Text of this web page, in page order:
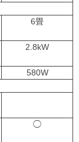
6畳
2.8kW
580W
◯